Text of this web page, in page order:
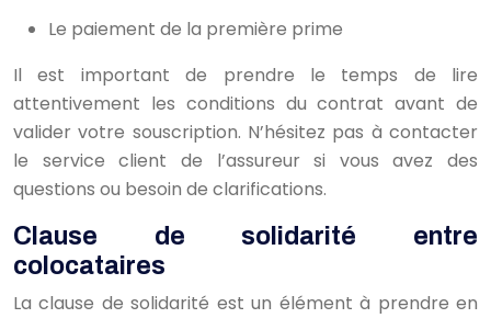
Le paiement de la première prime
Il est important de prendre le temps de lire
attentivement les conditions du contrat avant de
valider votre souscription. N’hésitez pas à contacter
le service client de l’assureur si vous avez des
questions ou besoin de clarifications.
Clause de solidarité entre
colocataires
La clause de solidarité est un élément à prendre en